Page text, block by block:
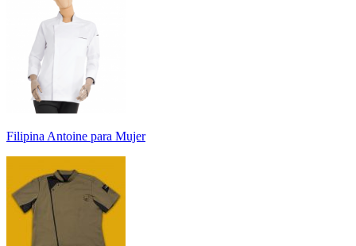
Filipina Antoine para Mujer